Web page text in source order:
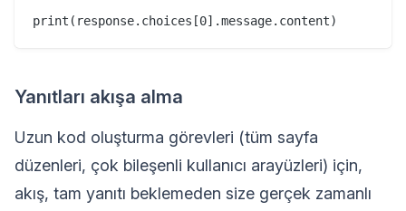
Yanıtları akışa alma
Uzun kod oluşturma görevleri (tüm sayfa
düzenleri, çok bileşenli kullanıcı arayüzleri) için,
akış, tam yanıtı beklemeden size gerçek zamanlı